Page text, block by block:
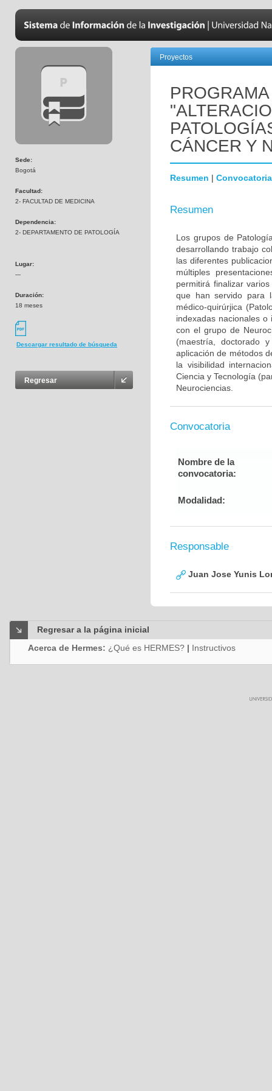
Sede:
Bogotá
Facultad:
2- FACULTAD DE MEDICINA
Dependencia:
2- DEPARTAMENTO DE PATOLOGÍA
Lugar:
---
Duración:
18 meses
Descargar resultado de búsqueda
Regresar
Proyectos
CÁNCER Y
Resumen | Convocatoria
Resumen
Los grupos de
desarrollando trabajo
las diferentes
múltiples
permitirá finalizar
que han servido para
médico-quirúrjica
indexadas nacionales
con el grupo de
(maestría, doctorado
aplicación de métodos
la visibilidad
Ciencia y Tecnología
Neurociencias.
Convocatoria
Nombre de la
convocatoria:
Modalidad:
Responsable
Juan Jose Yunis
Regresar a la página inicial
Acerca de Hermes: ¿Qué es HERMES? | Instructivos